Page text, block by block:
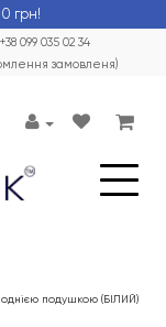
грн!
+38 099 035 02 34
замовленя)
подушкою (БІЛИЙ)